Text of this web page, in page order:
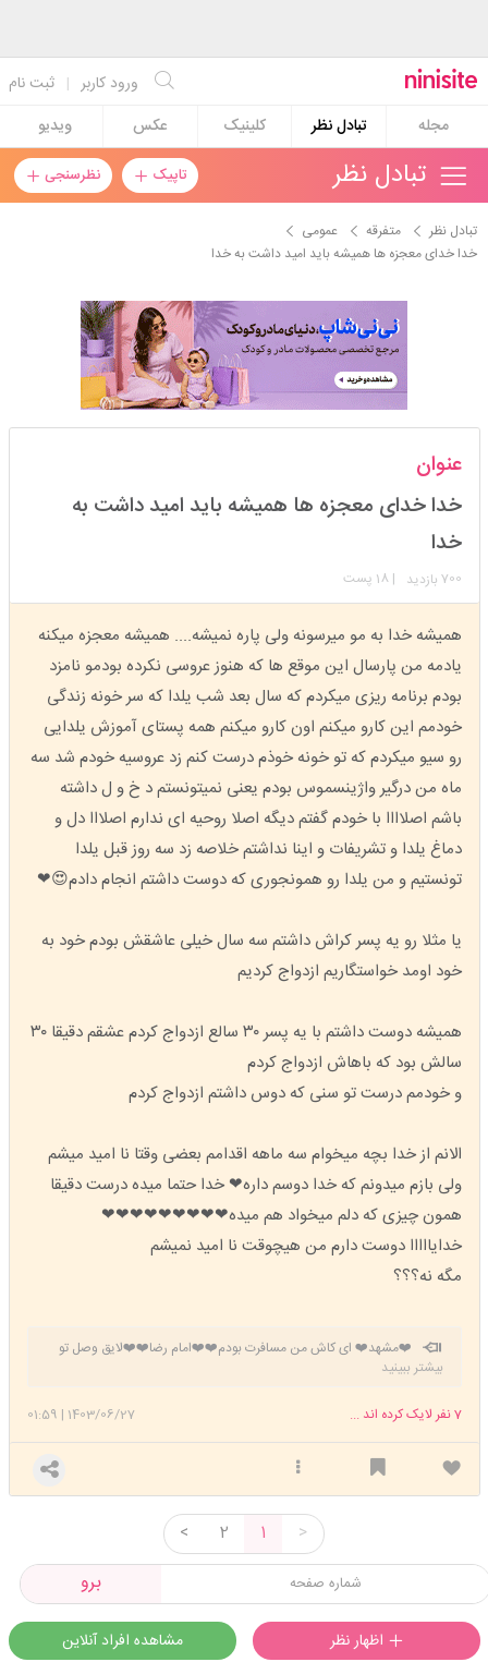
ثبت نام | ورود کاربر
مجله
تبادل نظر کلینیک عکس ویدیو
تاپیک نظرسنجی تبادل نظر
تبادل نظر متفرقه
عمومی
خدا خدای معجزه ها همیشه باید امید داشت به خدا
عضویت: 1402/07/30
عنوان
خدا خدای معجزه ها همیشه باید امید داشت به
خدا
700 بازدید | 18 پست
همیشه خدا به مو میرسونه ولی پاره نمیشه.... همیشه معجزه میکنه
یادمه من پارسال این موقع ها که هنوز عروسی نکرده بودمو نامزد
بودم برنامه ریزی میکردم که سال بعد شب یلدا که سر خونه زندگی
خودمم این کارو میکنم اون کارو میکنم همه پستای آموزش یلدایی
رو سیو میکردم که تو خونه خوذم درست کنم زد عروسیه خودم شد سه
ماه من درگیر واژینسموس بودم یعنی نمیتونستم د خ و ل داشته
باشم اصلاااا با خودم گفتم دیگه اصلا روحیه ای ندارم اصلااا دل و
دماغ یلدا و تشریفات و اینا نداشتم خلاصه زد سه روز قبل یلدا
تونستیم و من یلدا رو همونجوری که دوست داشتم انجام دادم😍❤
یا مثلا رو یه پسر کراش داشتم سه سال خیلی عاشقش بودم خود به
خود اومد خواستگاریم ازدواج کردیم
همیشه دوست داشتم با یه پسر ۳۰ سالع ازدواج کردم عشقم دقیقا ۳۰
سالش بود که باهاش ازدواج کردم
و خودمم درست تو سنی که دوس داشتم ازدواج کردم
الانم از خدا بچه میخوام سه ماهه اقدامم بعضی وقتا نا امید میشم
ولی بازم میدونم که خدا دوسم داره❤ خدا حتما میده درست دقیقا
همون چیزی که دلم میخواد هم میده❤❤❤❤❤❤❤❤❤
خدایااااا دوست دارم من هیچوقت نا امید نمیشم
مگه نه؟؟؟
❤️مشهد❤️ ای کاش من مسافرت بودم❤️❤️امام رضا❤️❤️لایق وصل تو
که من نیستم😢😢😢 تو خیلی آقای مهربونی هستی امام رضا😍😢❤️ یا ضامن
زود مادر شم😍❤️
بیشتر ببینید
1403/06/27
|
01:59 7نفر لایک کرده اند ...
>
1
2
<
برو
مشاهده افراد آنلاین